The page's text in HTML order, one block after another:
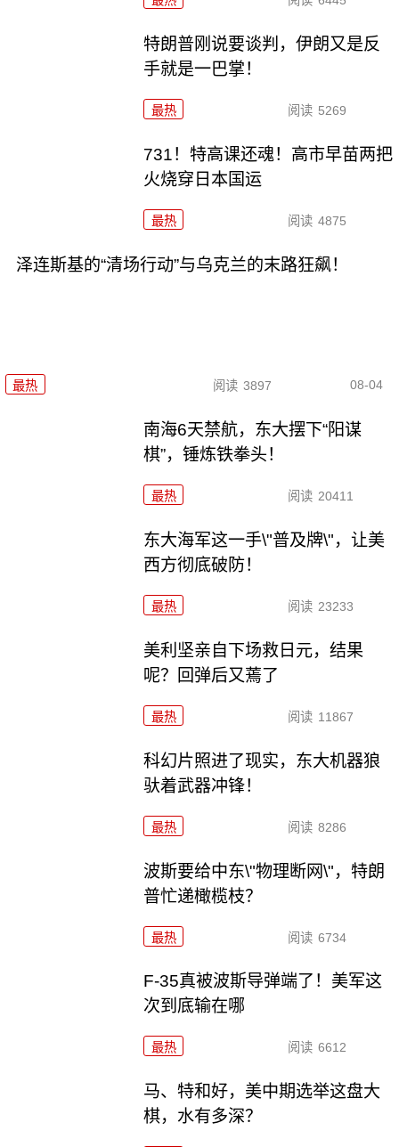
特朗普刚说要谈判，伊朗又是反
手就是一巴掌！
最热 阅读 5269
731！特高课还魂！高市早苗两把
火烧穿日本国运
最热 阅读 4875
泽连斯基的“清场行动”与乌克兰的末路狂飙！
最热 阅读 3897 08-04
南海6天禁航，东大摆下“阳谋
棋”，锤炼铁拳头！
最热 阅读 20411
东大海军这一手\"普及牌\"，让美
西方彻底破防！
最热 阅读 23233
美利坚亲自下场救日元，结果
呢？回弹后又蔫了
最热 阅读 11867
科幻片照进了现实，东大机器狼
驮着武器冲锋！
最热 阅读 8286
波斯要给中东\"物理断网\"，特朗
普忙递橄榄枝？
最热 阅读 6734
F-35真被波斯导弹端了！美军这
次到底输在哪
最热 阅读 6612
马、特和好，美中期选举这盘大
棋，水有多深？